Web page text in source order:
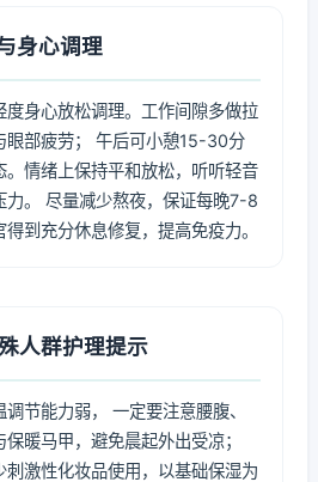
身心调理
度身心放松调理。工作间隙多做拉
眼部疲劳； 午后可小憩15-30分
。情绪上保持平和放松，听听轻音
力。 尽量减少熬夜，保证每晚7-8
到充分休息修复，提高免疫力。
人群护理提示
节能力弱， 一定要注意腰腹、
暖马甲，避免晨起外出受凉；
刺激性化妆品使用，以基础保湿为